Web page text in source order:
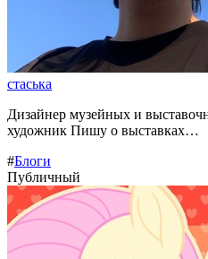
стаська
Дизайнер музейных и
художник Пишу о выставках…
#Блоги
Публичный